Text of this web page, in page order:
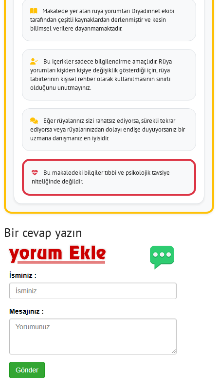
Makalede yer alan rüya yorumları Diyadinnet ekibi
tarafından çeşitli kaynaklardan derlenmiştir ve kesin
bilimsel verilere dayanmamaktadır.
Bu içerikler sadece bilgilendirme amaçlıdır. Rüya
yorumları kişiden kişiye değişiklik gösterdiği için, rüya
tabirlerinin kişisel rehber olarak kullanılmasının sınırlı
olduğunu unutmayınız.
Eğer rüyalarınız sizi rahatsız ediyorsa, sürekli tekrar
ediyorsa veya rüyalarınızdan dolayı endişe duyuyorsanız bir
uzmana danışmanız en iyisidir.
Bu makaledeki bilgiler tıbbi ve psikolojik tavsiye
niteliğinde değildir.
Bir cevap yazın